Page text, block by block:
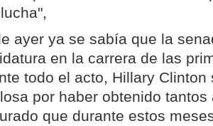
ayer ya se sabía que la
en la carrera de las
todo el acto, Hillary Clinton
por haber obtenido tantos
que durante estos